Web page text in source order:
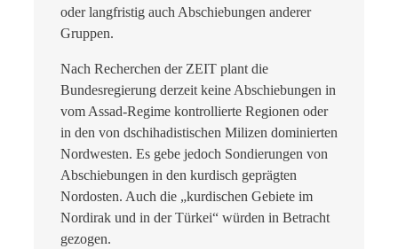
oder langfristig auch Abschiebungen anderer
Gruppen.
Nach Recherchen der ZEIT plant die
Bundesregierung derzeit keine Abschiebungen in
vom Assad-Regime kontrollierte Regionen oder
in den von dschihadistischen Milizen dominierten
Nordwesten. Es gebe jedoch Sondierungen von
Abschiebungen in den kurdisch geprägten
Nordosten. Auch die „kurdischen Gebiete im
Nordirak und in der Türkei“ würden in Betracht
gezogen.